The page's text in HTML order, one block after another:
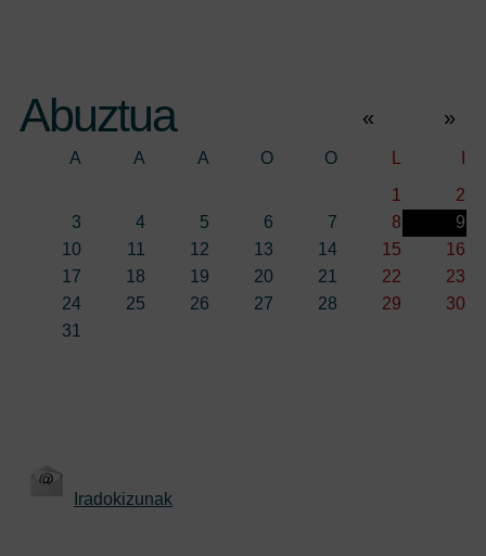
Abuztua « »
A A A O O
1
2
3
4 5 6 7 8
9
10
11 12 13 14 15
16
17
18 19 20 21 22
23
24
25 26 27 28 29
30
31
Iradokizunak